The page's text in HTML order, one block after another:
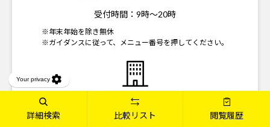
受付時間： 9時～20時
※年末年始を除き無休
※ガイダンスに従って、メニュー番号を押してください。
法人のお客様
詳細検索 比較リスト 閲覧履歴